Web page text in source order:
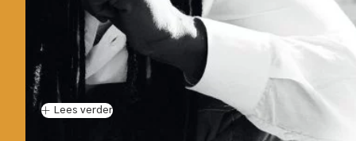
Lees verder